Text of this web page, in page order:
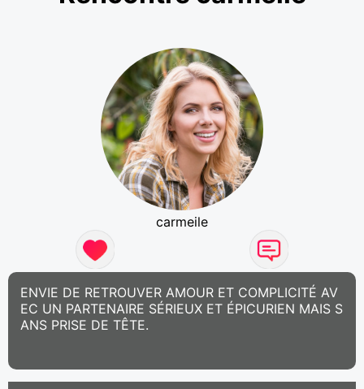
carmeile
ENVIE DE RETROUVER AMOUR ET COMPLICITÉ AV
EC UN PARTENAIRE SÉRIEUX ET ÉPICURIEN MAIS S
ANS PRISE DE TÊTE.